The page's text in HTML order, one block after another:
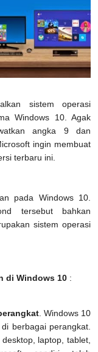
sistem operasi
Windows 10. Agak
angka 9 dan
ingin membuat
terbaru ini.
pada Windows 10.
tersebut bahkan
sistem operasi
di Windows 10 :
. Windows 10
berbagai perangkat.
laptop, tablet,